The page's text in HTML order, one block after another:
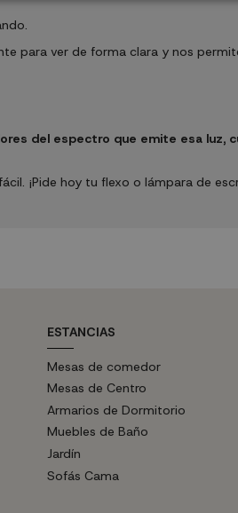
para ver de forma clara y nos
del espectro que emite esa luz,
¡Pide hoy tu flexo o lámpara de
ESTANCIAS
Mesas de comedor
Mesas de Centro
Armarios de Dormitorio
Muebles de Baño
Jardín
Sofás Cama